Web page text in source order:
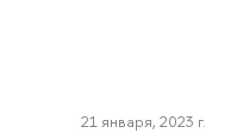
21 января, 2023 г.